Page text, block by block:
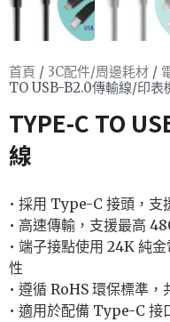
首頁 / 3C配件/周邊耗材 /
TO USB-B2.0傳輸線/印表
TYPE-C TO
線
• 採用 Type-C 接頭，支
• 高速傳輸，支援最高
• 端子接點使用 24K 純
性
• 遵循 RoHS 環保標準
• 適用於配備 Type-C 接